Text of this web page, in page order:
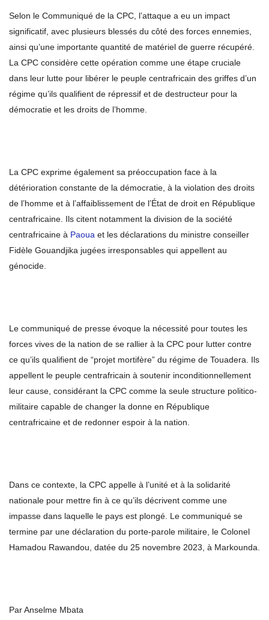
Selon le Communiqué de la CPC, l’attaque a eu un impact
significatif, avec plusieurs blessés du côté des forces ennemies,
ainsi qu’une importante quantité de matériel de guerre récupéré.
La CPC considère cette opération comme une étape cruciale
dans leur lutte pour libérer le peuple centrafricain des griffes d’un
régime qu’ils qualifient de répressif et de destructeur pour la
démocratie et les droits de l’homme.
La CPC exprime également sa préoccupation face à la
détérioration constante de la démocratie, à la violation des droits
de l’homme et à l’affaiblissement de l’État de droit en République
centrafricaine. Ils citent notamment la division de la société
centrafricaine à Paoua et les déclarations du ministre conseiller
Fidèle Gouandjika jugées irresponsables qui appellent au
génocide.
Le communiqué de presse évoque la nécessité pour toutes les
forces vives de la nation de se rallier à la CPC pour lutter contre
ce qu’ils qualifient de “projet mortifère” du régime de Touadera. Ils
appellent le peuple centrafricain à soutenir inconditionnellement
leur cause, considérant la CPC comme la seule structure politico-
militaire capable de changer la donne en République
centrafricaine et de redonner espoir à la nation.
Dans ce contexte, la CPC appelle à l’unité et à la solidarité
nationale pour mettre fin à ce qu’ils décrivent comme une
impasse dans laquelle le pays est plongé. Le communiqué se
termine par une déclaration du porte-parole militaire, le Colonel
Hamadou Rawandou, datée du 25 novembre 2023, à Markounda.
Par Anselme Mbata